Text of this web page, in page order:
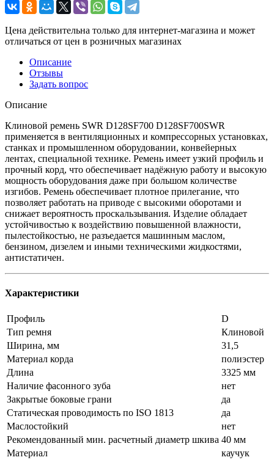
Цена действительна только для интернет-магазина и может
отличаться от цен в розничных магазинах
Описание
Отзывы
Задать вопрос
Описание
Клиновой ремень SWR D128SF700 D128SF700SWR
применяется в вентиляционных и компрессорных установках,
станках и промышленном оборудовании, конвейерных
лентах, специальной технике. Ремень имеет узкий профиль и
прочный корд, что обеспечивает надёжную работу и высокую
мощность оборудования даже при большом количестве
изгибов. Ремень обеспечивает плотное прилегание, что
позволяет работать на приводе с высокими оборотами и
снижает вероятность проскальзывания. Изделие обладает
устойчивостью к воздействию повышенной влажности,
пылестойкостью, не разъедается машинным маслом,
бензином, дизелем и иными техническими жидкостями,
антистатичен.
Характеристики
Профиль
D
Тип ремня
Клиновой
Ширина, мм
31,5
Материал корда
полиэстер
Длина
3325 мм
Наличие фасонного зуба
нет
Закрытые боковые грани
да
Статическая проводимость по ISO 1813
да
Маслостойкий
нет
Рекомендованный мин. расчетный диаметр шкива 40 мм
Материал
каучук